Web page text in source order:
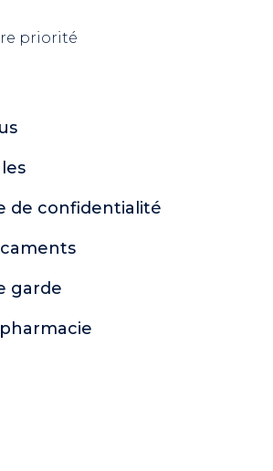
priorité
de confidentialité
garde